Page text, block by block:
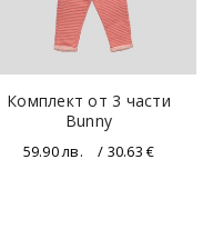
Комплект от 3 части
Bunny
59.90лв. / 30.63 €